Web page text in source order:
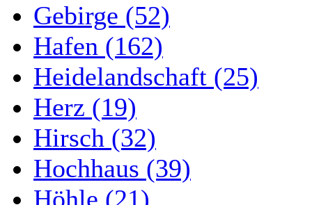
Gebirge (52)
Hafen (162)
Heidelandschaft (25)
Herz (19)
Hirsch (32)
Hochhaus (39)
Höhle (21)